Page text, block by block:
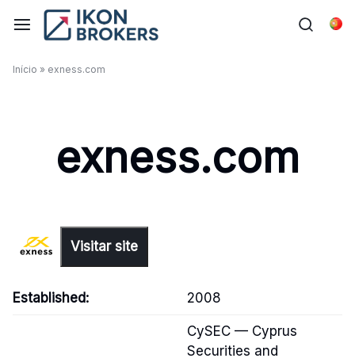
Início » exness.com
exness.com
Visitar site
Established: 2008
CySEC — Cyprus
Securities and